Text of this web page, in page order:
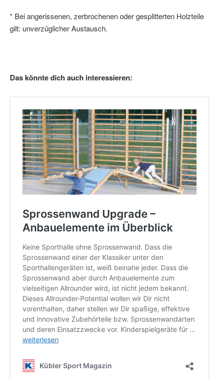
* Bei angerissenen, zerbrochenen oder gesplitterten Holzteile
gilt: unverzüglicher Austausch.
Das könnte dich auch interessieren: